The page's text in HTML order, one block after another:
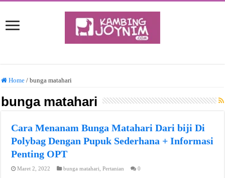
Home / bunga matahari
bunga matahari
Cara Menanam Bunga Matahari Dari biji Di
Polybag Dengan Pupuk Sederhana + Informasi
Penting OPT
Maret 2, 2022 bunga matahari ,Pertanian 0